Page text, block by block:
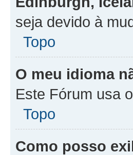
seja devido à
Topo
O meu idioma
Este Fórum usa
Topo
Como posso